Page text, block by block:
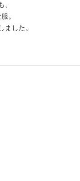
、
。
ました。